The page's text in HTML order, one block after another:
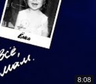
8:08